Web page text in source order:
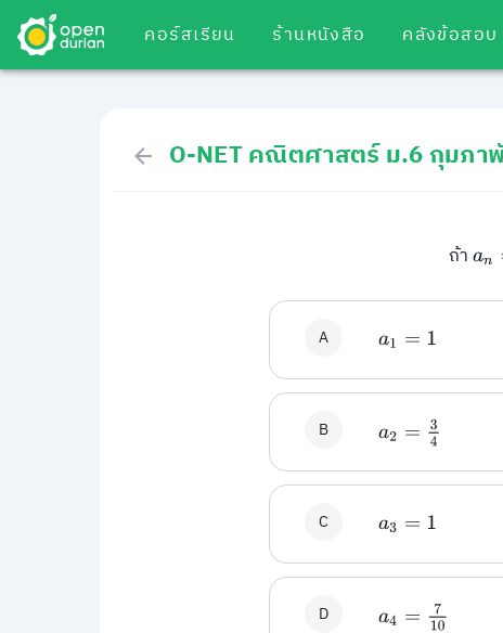
คอร์สเรียน ร้านหนังสือ คลังข้อสอบ
O-NET คณิตศาสตร์ ม.6 กุมภา
ถ้าa =
A a1 =1
B a2 =3 4
C a3 =1
D a4 =7 10